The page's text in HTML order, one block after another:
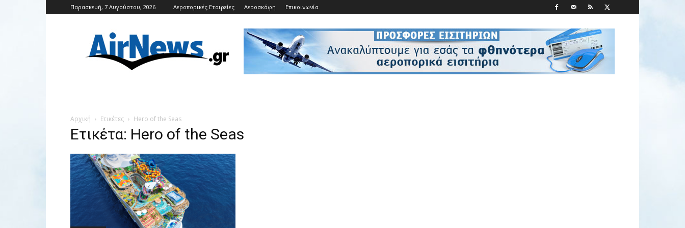
Παρασκευή, 7 Αυγούστου, 2026 Αεροπορικές Εταιρείες Αεροσκάφη Επικοινωνία
Αρχική Ετικέτες Hero of the Seas
Ετικέτα: Hero of the Seas